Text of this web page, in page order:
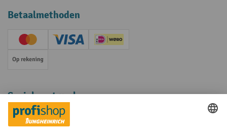
Betaalmethoden
Creditcard (Master)Creditcard (Visa)iDEAL | Wero
Op rekening
Sociale netwerken
Facebook
YouTube
LinkedInInstagram